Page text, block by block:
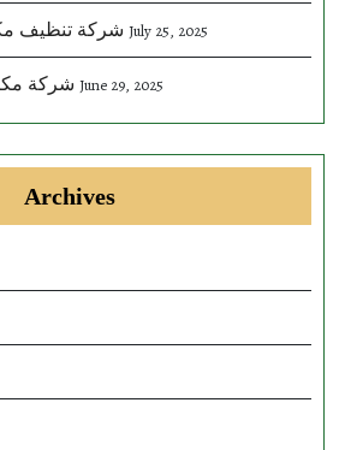
شركة تنظيف July 25, 2025
شركة June 29, 2025
Archives